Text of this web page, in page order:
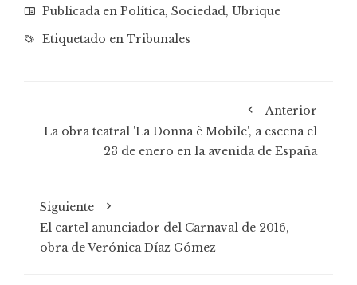
Publicada en Política, Sociedad, Ubrique
Etiquetado en Tribunales
Anterior
La obra teatral 'La Donna è Mobile', a escena el
23 de enero en la avenida de España
Siguiente
El cartel anunciador del Carnaval de 2016,
obra de Verónica Díaz Gómez